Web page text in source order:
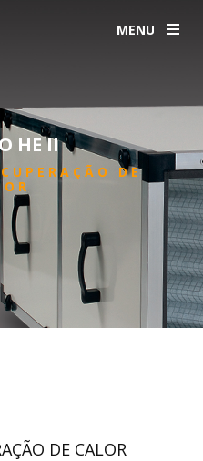
MENU
HE II
DE
ECOEVO HE II
DE CALOR